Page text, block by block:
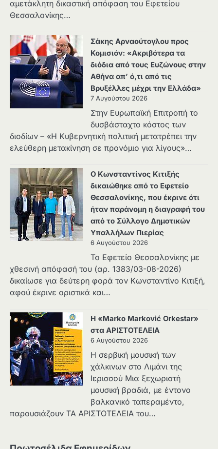
αμετάκλητη δικαστική απόφαση του Εφετείου
Θεσσαλονίκης…
Σάκης Αρναούτογλου προς
Κομισιόν: «Ακριβότερα τα
διόδια από τους Ευζώνους στην
Αθήνα απ’ ό,τι από τις
Βρυξέλλες μέχρι την Ελλάδα»
7 Αυγούστου 2026
Στην Ευρωπαϊκή Επιτροπή το
δυσβάσταχτο κόστος των
διοδίων – «Η Κυβερνητική πολιτική μετατρέπει την
ελεύθερη μετακίνηση σε προνόμιο για λίγους»…
Ο Κωνσταντίνος Κιτιξής
δικαιώθηκε από το Εφετείο
Θεσσαλονίκης, που έκρινε ότι
ήταν παράνομη η διαγραφή του
από το Σύλλογο Δημοτικών
Υπαλλήλων Πιερίας
6 Αυγούστου 2026
Το Εφετείο Θεσσαλονίκης με
χθεσινή απόφασή του (αρ. 1383/03-08-2026)
δικαίωσε για δεύτερη φορά τον Κωνσταντίνο Κιτιξή,
αφού έκρινε οριστικά και…
Η «Marko Marković Orkestar»
στα ΑΡΙΣΤΟΤΕΛΕΙΑ
6 Αυγούστου 2026
Η σερβική μουσική των
χάλκινων στο Λιμάνι της
Ιερισσού Μια ξεχωριστή
μουσική βραδιά, με έντονο
βαλκανικό ταπεραμέντο,
παρουσιάζουν ΤΑ ΑΡΙΣΤΟΤΕΛΕΙΑ του…